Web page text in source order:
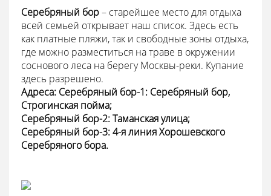
Серебряный бор– старейшее место для отдыха
всей семьей открывает наш список. Здесь есть
как платные пляжи, так и свободные зоны отдыха,
где можно разместиться на траве в окружении
соснового леса на берегу Москвы-реки. Купание
здесь разрешено.
Адреса: Серебряный бор-1: Серебряный бор,
Строгинская пойма;
Серебряный бор-2: Таманская улица;
Серебряный бор-3: 4-я линия Хорошевского
Серебряного бора.